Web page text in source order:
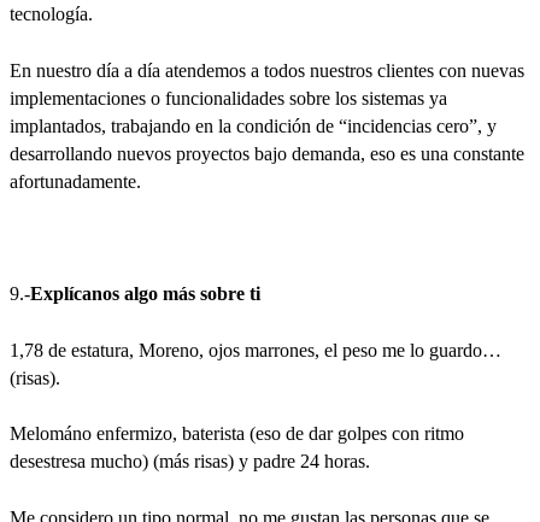
tecnología.
En nuestro día a día atendemos a todos nuestros clientes con nuevas
implementaciones o funcionalidades sobre los sistemas ya
implantados, trabajando en la condición de “incidencias cero”, y
desarrollando nuevos proyectos bajo demanda, eso es una constante
afortunadamente.
9.-Explícanos algo más sobre ti
1,78 de estatura, Moreno, ojos marrones, el peso me lo guardo…
(risas).
Melománo enfermizo, baterista (eso de dar golpes con ritmo
desestresa mucho) (más risas) y padre 24 horas.
Me considero un tipo normal, no me gustan las personas que se